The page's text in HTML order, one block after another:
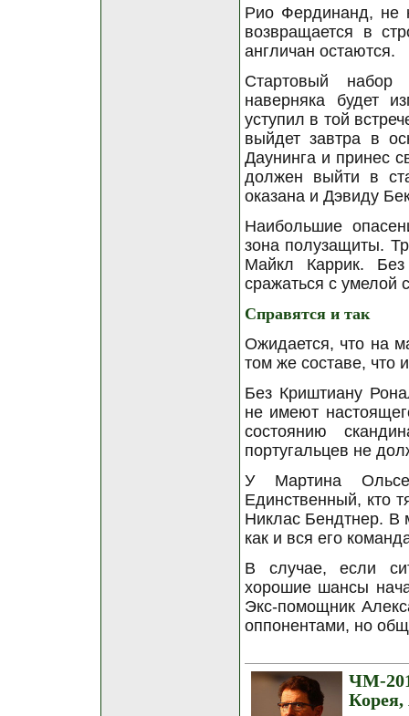
Рио Фердинанд, не
возвращается в
англичан остаются.
Стартовый набор
наверняка будет
уступил в той
выйдет завтра в
Даунинга и принес
должен выйти в
оказана и Дэвиду
Наибольшие
зона полузащиты.
Майкл Каррик.
сражаться с умелой
Справятся и так
Ожидается, что на
том же составе, что
Без Криштиану
не имеют
состоянию
португальцев не
У Мартина
Единственный, кто
Никлас Бендтнер. В
как и вся его
В случае, если
хорошие шансы
Экс-помощник
оппонентами, но
ЧМ-